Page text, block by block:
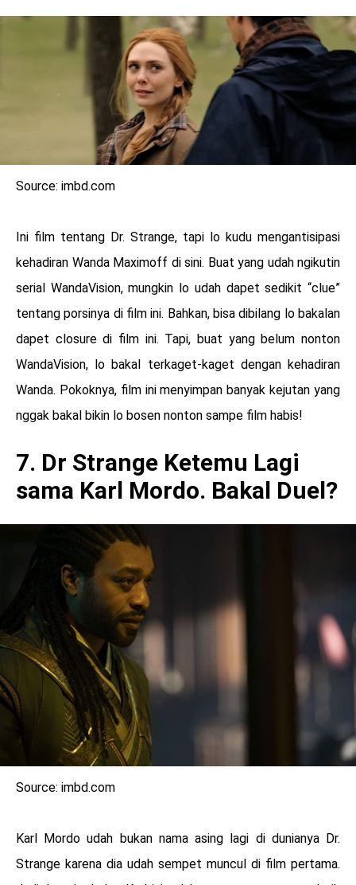
Source: imbd.com
Ini film tentang Dr. Strange, tapi lo kudu mengantisipasi
kehadiran Wanda Maximoff di sini. Buat yang udah ngikutin
serial WandaVision, mungkin lo udah dapet sedikit “clue”
tentang porsinya di film ini. Bahkan, bisa dibilang lo bakalan
dapet closure di film ini. Tapi, buat yang belum nonton
WandaVision, lo bakal terkaget-kaget dengan kehadiran
Wanda. Pokoknya, film ini menyimpan banyak kejutan yang
nggak bakal bikin lo bosen nonton sampe film habis!
7. Dr Strange Ketemu Lagi
sama Karl Mordo. Bakal Duel?
Source: imbd.com
Karl Mordo udah bukan nama asing lagi di dunianya Dr.
Strange karena dia udah sempet muncul di film pertama.